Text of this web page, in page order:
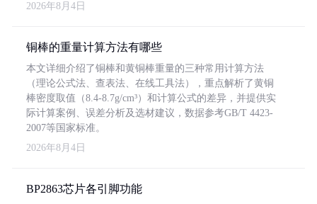
2026年8月4日
铜棒的重量计算方法有哪些
本文详细介绍了铜棒和黄铜棒重量的三种常用计算方法
（理论公式法、查表法、在线工具法），重点解析了黄铜
棒密度取值（8.4-8.7g/cm³）和计算公式的差异，并提供实
际计算案例、误差分析及选材建议，数据参考GB/T 4423-
2007等国家标准。
2026年8月4日
BP2863芯片各引脚功能